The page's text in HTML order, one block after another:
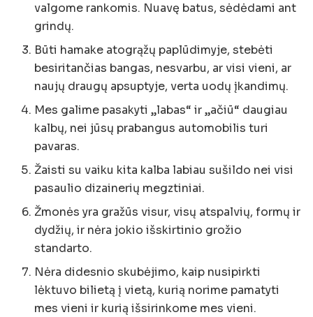
valgome rankomis. Nuavę batus, sėdėdami ant
grindų.
Būti hamake atogrąžų paplūdimyje, stebėti
besiritančias bangas, nesvarbu, ar visi vieni, ar
naujų draugų apsuptyje, verta uodų įkandimų.
Mes galime pasakyti „labas“ ir „ačiū“ daugiau
kalbų, nei jūsų prabangus automobilis turi
pavaras.
Žaisti su vaiku kita kalba labiau sušildo nei visi
pasaulio dizainerių megztiniai.
Žmonės yra gražūs visur, visų atspalvių, formų ir
dydžių, ir nėra jokio išskirtinio grožio
standarto.
Nėra didesnio skubėjimo, kaip nusipirkti
lėktuvo bilietą į vietą, kurią norime pamatyti
mes vieni ir kurią išsirinkome mes vieni.